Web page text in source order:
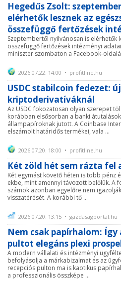
Hegedűs Zsolt:
elérhetők lesznek az
összefüggő fertőzések
Szeptembertől nyilvánosan is elérhetők
összefüggő fertőzések intézményi
miniszter szombaton a Facebook-
2026.07.22. 14:00 • profitline.hu
USDC stabilcoin fedezet:
kriptoderivatíváknál
Az USDC fokozatosan olyan szerepet
korábban elsősorban a banki
állampapíroknak jutott. A Coinbase
elszámolt határidős termékei, vala ...
2026.07.20. 18:00 • profitline.hu
Két zöld hét sem rázta
Két egymást követő héten is több pénz
ekbe, mint amennyi távozott belőlük. A
számok azonban egyelőre nem
visszatérését. A korábbi tő ...
2026.07.20. 13:15 • gazdasagportal.hu
Nem csak papírhalom:
pultot elegáns plexi
A modern vállalati és intézményi
befolyásolja a márkabizalmat és az
recepciós pulton ma is kaotikus
a professzionális összképe ...